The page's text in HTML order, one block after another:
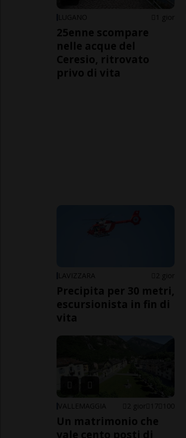
LUGANO 1 gior
25enne scompare
nelle acque del
Ceresio, ritrovato
privo di vita
LAVIZZARA 2 gior
Precipita per 30 metri,
escursionista in fin di
vita
VALLEMAGGIA 2 gior 17 100
Un matrimonio che
vale cento posti di